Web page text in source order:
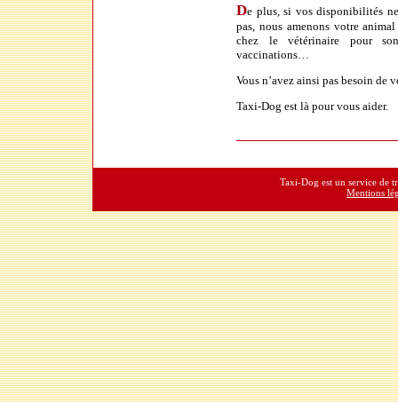
De plus, si vos disponibilités
pas, nous amenons votre
chez le vétérinaire pour
vaccinations…
Vous n’avez ainsi pas besoin de
Taxi-Dog est là pour vous aider.
Taxi-Dog est un service de
Mentions